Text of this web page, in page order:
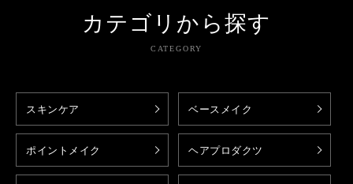
カテゴリから探す
CATEGORY
スキンケア ベースメイク
ポイントメイク ヘアプロダクツ